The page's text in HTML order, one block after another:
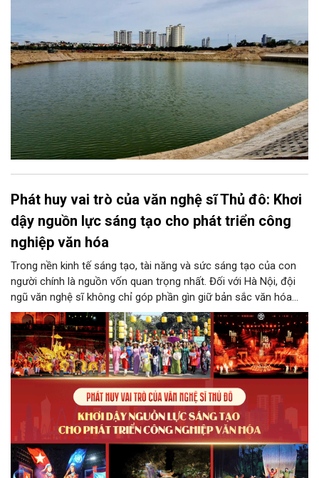
Phát huy vai trò của văn nghệ sĩ Thủ đô: Khơi
dậy nguồn lực sáng tạo cho phát triển công
nghiệp văn hóa
Trong nền kinh tế sáng tạo, tài năng và sức sáng tạo của con
người chính là nguồn vốn quan trọng nhất. Đối với Hà Nội, đội
ngũ văn nghệ sĩ không chỉ góp phần gìn giữ bản sắc văn hóa
mà còn giữ vai trò trung tâm trong quá trình hình thành các sản
phẩm công nghiệp văn hóa có giá trị. Khơi dậy, phát huy và tạo
điều kiện để nguồn lực sáng tạo ấy phát triển sẽ là “chìa khóa”
để Hà Nội khai thác hiệu quả tiềm năng văn hóa, nâng cao năng
lực cạnh tranh và khẳng định vị thế của một trung tâm sáng tạo
trong kỷ nguyên mới.